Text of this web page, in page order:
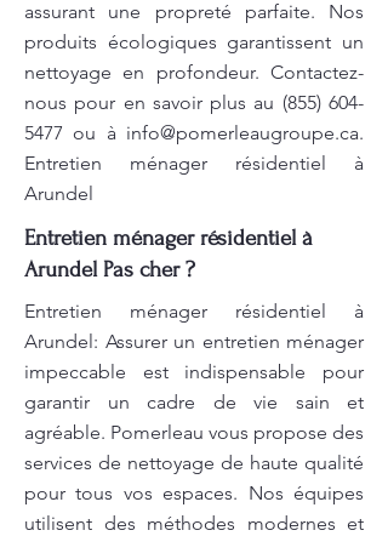
assurant une propreté parfaite. Nos
produits écologiques garantissent un
nettoyage en profondeur. Contactez-
nous pour en savoir plus au (855) 604-
5477 ou à info@pomerleaugroupe.ca.
Entretien ménager résidentiel à
Arundel
Entretien ménager résidentiel à
Arundel Pas cher ?
Entretien ménager résidentiel à
Arundel: Assurer un entretien ménager
impeccable est indispensable pour
garantir un cadre de vie sain et
agréable. Pomerleau vous propose des
services de nettoyage de haute qualité
pour tous vos espaces. Nos équipes
utilisent des méthodes modernes et